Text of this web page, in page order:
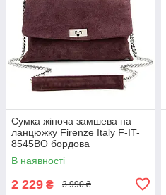
Сумка жіноча замшева на
ланцюжку Firenze Italy F-IT-
8545BO бордова
В наявності
2 229 ₴ 3 990 ₴